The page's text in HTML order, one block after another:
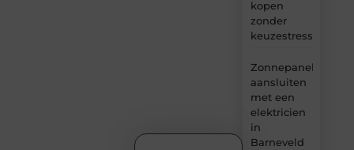
kopen
zonder
keuzestress
Zonnepanelen
aansluiten
met een
elektricien
in
Barneveld